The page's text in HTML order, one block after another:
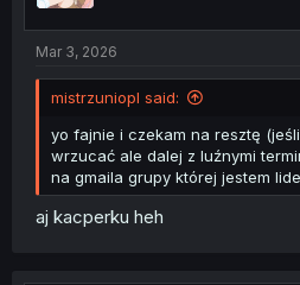
Mar 3, 2026
mistrzuniopl said:
yo fajnie i czekam na resztę
wrzucać ale dalej z luźnymi
na gmaila grupy której jestem
aj kacperku heh